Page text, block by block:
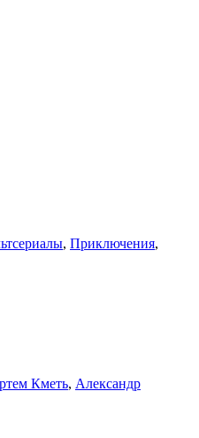
, Приключения,
Кметь, Александр